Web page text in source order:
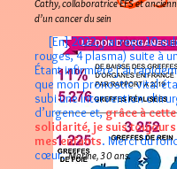
Cathy, collaboratrice EFS et
d’un cancer du sein
[En] 2022, j’ai reçu 10
rouges, 4 plasma) suite à
Étant infirmière j’ai
que mon pronostic vital
subi une intervention
d’urgence et,grâce à
solidarité, je suis
mes enfants. Merci du
cœur.Marine, 30 ans.